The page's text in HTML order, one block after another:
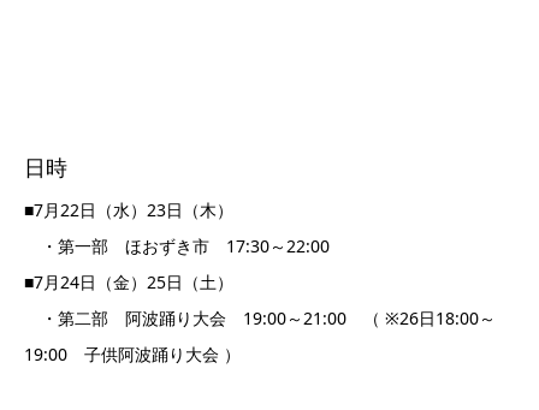
日時
■7月22日（水）23日（木）
・第一部 ほおずき市 17:30～22:00
■7月24日（金）25日（土）
・第二部 阿波踊り大会 19:00～21:00 （ ※26日18:00～
19:00 子供阿波踊り大会 ）